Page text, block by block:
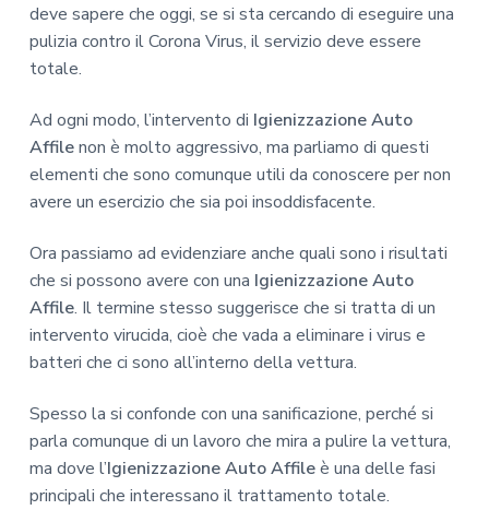
deve sapere che oggi, se si sta cercando di eseguire una
pulizia contro il Corona Virus, il servizio deve essere
totale.
Ad ogni modo, l’intervento di Igienizzazione Auto
Affilenon è molto aggressivo, ma parliamo di questi
elementi che sono comunque utili da conoscere per non
avere un esercizio che sia poi insoddisfacente.
Ora passiamo ad evidenziare anche quali sono i risultati
che si possono avere con una Igienizzazione Auto
Affile. Il termine stesso suggerisce che si tratta di un
intervento virucida, cioè che vada a eliminare i virus e
batteri che ci sono all’interno della vettura.
Spesso la si confonde con una sanificazione, perché si
parla comunque di un lavoro che mira a pulire la vettura,
ma dove l’Igienizzazione Auto Affileè una delle fasi
principali che interessano il trattamento totale.